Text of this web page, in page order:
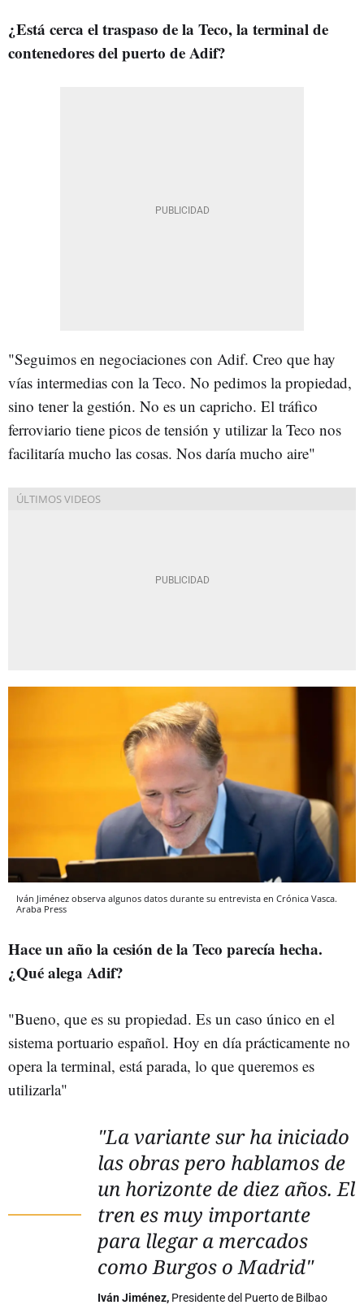
¿Está cerca el traspaso de la Teco, la terminal de
contenedores del puerto de Adif?
"Seguimos en negociaciones con Adif. Creo que hay
vías intermedias con la Teco. No pedimos la propiedad,
sino tener la gestión. No es un capricho. El tráfico
ferroviario tiene picos de tensión y utilizar la Teco nos
facilitaría mucho las cosas. Nos daría mucho aire"
Iván Jiménez observa algunos datos durante su entrevista en Crónica Vasca.
Araba Press
Hace un año la cesión de la Teco parecía hecha.
¿Qué alega Adif?
"Bueno, que es su propiedad. Es un caso único en el
sistema portuario español. Hoy en día prácticamente no
opera la terminal, está parada, lo que queremos es
utilizarla"
"La variante sur ha iniciado
las obras pero hablamos de
un horizonte de diez años. El
tren es muy importante
para llegar a mercados
como Burgos o Madrid"
Iván Jiménez, Presidente del Puerto de Bilbao